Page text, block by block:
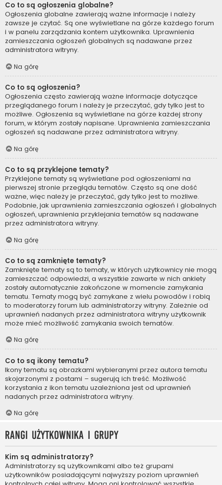
Co to są ogłoszenia globalne?
Ogłoszenia globalne zawierają ważne informacje i należy
zawsze je czytać. Są one wyświetlane na górze każdego forum
i w panelu zarządzania kontem użytkownika. Uprawnienia
zamieszczania ogłoszeń globalnych są nadawane przez
administratora witryny.
Na górę
Co to są ogłoszenia?
Ogłoszenia często zawierają ważne informacje dotyczące
przeglądanego forum i należy je przeczytać, gdy tylko jest to
możliwe. Ogłoszenia są wyświetlane na górze każdej strony
forum, w którym zostały napisane. Uprawnienia zamieszczania
ogłoszeń są nadawane przez administratora witryny.
Na górę
Co to są przyklejone tematy?
Przyklejone tematy są wyświetlane pod ogłoszeniami na
pierwszej stronie przeglądu tematów. Często są one dość
ważne, więc należy je przeczytać, gdy tylko jest to możliwe.
Podobnie, jak uprawnienia zamieszczania ogłoszeń i globalnych
ogłoszeń, uprawnienia przyklejania tematów są nadawane
przez administratora witryny.
Na górę
Co to są zamknięte tematy?
Zamknięte tematy są to tematy, w których użytkownicy nie mogą
zamieszczać odpowiedzi, a wszystkie zawarte w nich ankiety
zostały automatycznie zakończone w momencie zamykania
tematu. Tematy mogą być zamykane z wielu powodów i robią
to moderatorzy forum lub administratorzy witryny. Zależnie od
uprawnień nadanych przez administratora witryny użytkownik
może mieć możliwość zamykania swoich tematów.
Na górę
Co to są ikony tematu?
Ikony tematu są obrazkami wybieranymi przez autora tematu
skojarzonymi z postami – sugerują ich treść. Możliwość
korzystania z ikon tematu uzależniona jest od uprawnień
nadanych przez administratora witryny.
Na górę
Rangi użytkownika i grupy
Kim są administratorzy?
Administratorzy są użytkownikami albo też grupami
użytkowników posiadającymi najwyższy poziom uprawnień